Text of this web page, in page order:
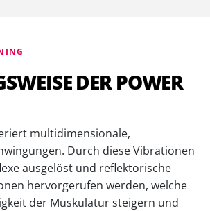
DER POWER
multidimensionale,
Durch diese Vibrationen
ausgelöst und reflektorische
hervorgerufen werden, welche
der Muskulatur steigern und